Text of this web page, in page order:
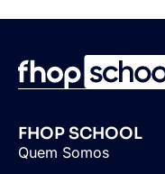
FHOP SCHOOL
Quem Somos